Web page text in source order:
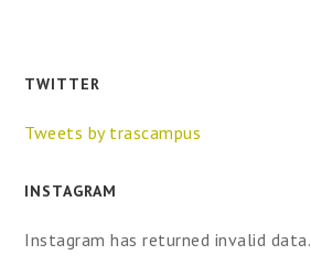
TWITTER
Tweets by trascampus
INSTAGRAM
Instagram has returned invalid data.